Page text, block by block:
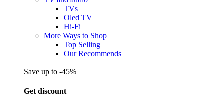
TVs
Oled TV
Hi-Fi
More Ways to Shop
Top Selling
Our Recommends
Save up to -45%
Get discount